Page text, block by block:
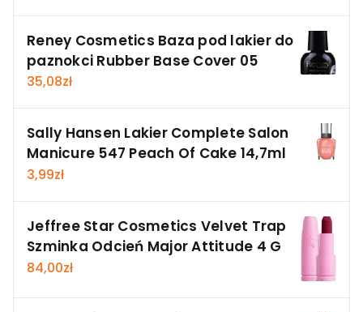
Reney Cosmetics Baza pod lakier do
paznokci Rubber Base Cover 05
35,08zł
Sally Hansen Lakier Complete Salon
Manicure 547 Peach Of Cake 14,7ml
3,99zł
Jeffree Star Cosmetics Velvet Trap
Szminka Odcień Major Attitude 4 G
84,00zł